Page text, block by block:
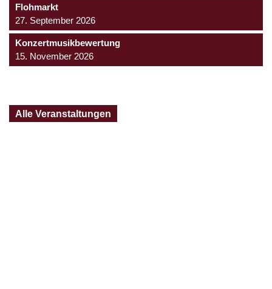
Flohmarkt
27. September 2026
Konzertmusikbewertung
15. November 2026
Alle Veranstaltungen